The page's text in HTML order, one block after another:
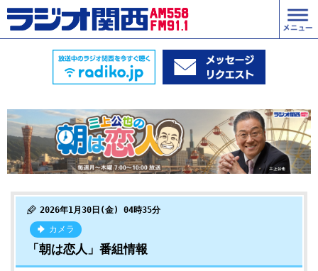
2026年1月30日(金) 04時35分
カメラ
「朝は恋人」番組情報